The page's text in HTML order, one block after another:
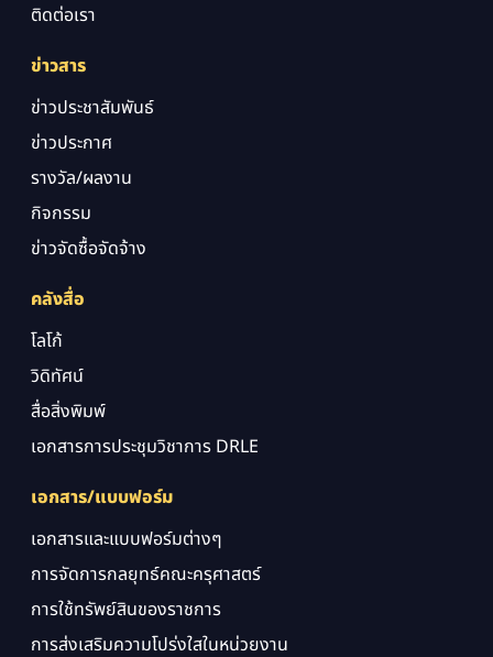
ติดต่อเรา
ข่าวสาร
ข่าวประชาสัมพันธ์
ข่าวประกาศ
รางวัล/ผลงาน
กิจกรรม
ข่าวจัดซื้อจัดจ้าง
คลังสื่อ
โลโก้
วิดิทัศน์
สื่อสิ่งพิมพ์
เอกสารการประชุมวิชาการ DRLE
เอกสาร/แบบฟอร์ม
เอกสารและแบบฟอร์มต่างๆ
การจัดการกลยุทธ์คณะครุศาสตร์
การใช้ทรัพย์สินของราชการ
การส่งเสริมความโปร่งใสในหน่วยงาน